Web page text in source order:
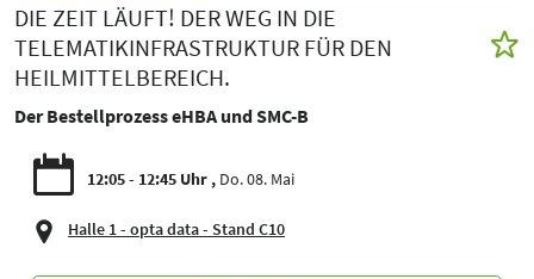
DIE ZEIT LÄUFT! DER WEG IN DIE
TELEMATIKINFRASTRUKTUR FÜR DEN
HEILMITTELBEREICH.
Der Bestellprozess eHBA und SMC-B
12:05 - 12:45 Uhr Do. 08. Mai
Halle 1 - opta data - Stand C10